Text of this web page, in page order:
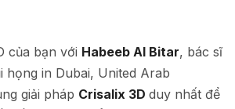
của bạn với Habeeb Al Bitar, bác sĩ
họng in Dubai, United Arab
giải pháp Crisalix 3D duy nhất để